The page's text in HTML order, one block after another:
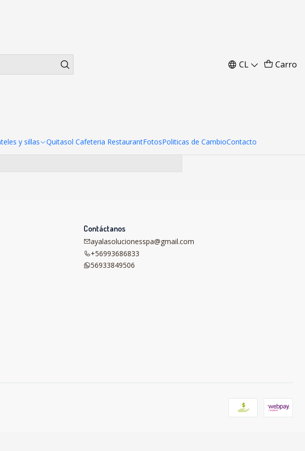
CL Carro
y sillas Quitasol Cafeteria RestaurantFotosPoliticas de CambioContacto
Contáctanos
ayalasolucionesspa@gmail.com
+56993686833
56933849506